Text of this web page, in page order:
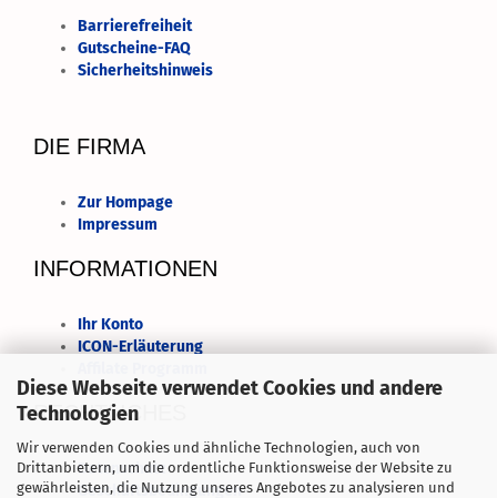
Diese Webseite verwendet Cookies und andere
Technologien
Wir verwenden Cookies und ähnliche Technologien, auch von
Drittanbietern, um die ordentliche Funktionsweise der Website zu
gewährleisten, die Nutzung unseres Angebotes zu analysieren und
Barrierefreiheit
Gutscheine-FAQ
Sicherheitshinweis
DIE FIRMA
Zur Hompage
Impressum
INFORMATIONEN
Ihr Konto
ICON-Erläuterung
RECHTLICHES
Datenschutz
Geschäftsbedingungen